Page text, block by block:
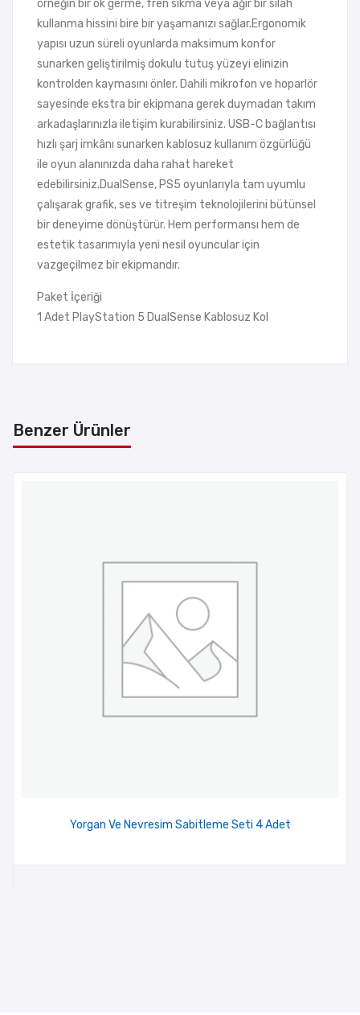
örneğin bir ok germe, fren sıkma veya ağır bir silah
kullanma hissini bire bir yaşamanızı sağlar.Ergonomik
yapısı uzun süreli oyunlarda maksimum konfor
sunarken geliştirilmiş dokulu tutuş yüzeyi elinizin
kontrolden kaymasını önler. Dahili mikrofon ve hoparlör
sayesinde ekstra bir ekipmana gerek duymadan takım
arkadaşlarınızla iletişim kurabilirsiniz. USB-C bağlantısı
hızlı şarj imkânı sunarken kablosuz kullanım özgürlüğü
ile oyun alanınızda daha rahat hareket
edebilirsiniz.DualSense, PS5 oyunlarıyla tam uyumlu
çalışarak grafik, ses ve titreşim teknolojilerini bütünsel
bir deneyime dönüştürür. Hem performansı hem de
estetik tasarımıyla yeni nesil oyuncular için
vazgeçilmez bir ekipmandır.
Paket İçeriği
1 Adet PlayStation 5 DualSense Kablosuz Kol
Benzer Ürünler
Yorgan Ve Nevresim Sabitleme Seti 4 Adet